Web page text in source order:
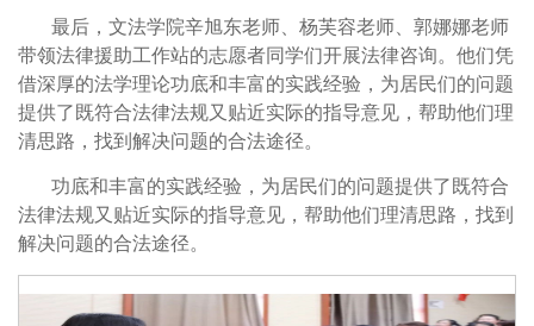
最后，文法学院辛旭东老师、杨芙容老师、郭娜娜老师
带领法律援助工作站的志愿者同学们开展法律咨询。他们凭
借深厚的法学理论功底和丰富的实践经验，为居民们的问题
提供了既符合法律法规又贴近实际的指导意见，帮助他们理
清思路，找到解决问题的合法途径。
功底和丰富的实践经验，为居民们的问题提供了既符合
法律法规又贴近实际的指导意见，帮助他们理清思路，找到
解决问题的合法途径。